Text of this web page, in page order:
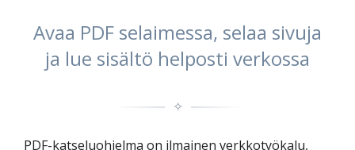
Avaa PDF selaimessa, selaa sivuja
ja lue sisältö helposti verkossa
✧
PDF-katseluohjelma on ilmainen verkkotyökalu,